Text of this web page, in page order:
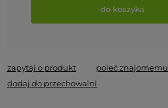
do koszyka
zapytaj o produkt poleć znajomemu
dodaj do przechowalni